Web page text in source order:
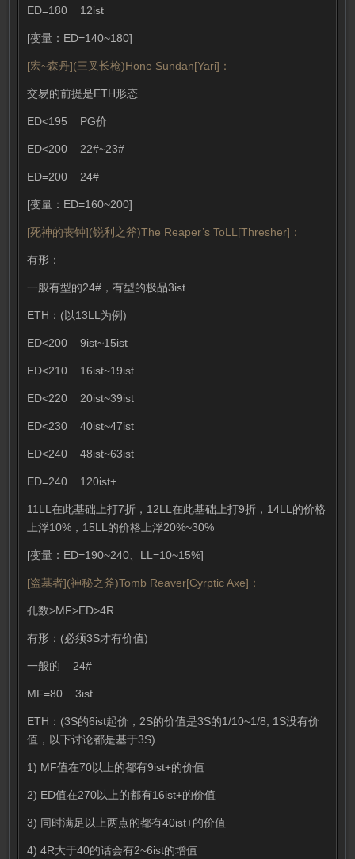
ED=180 12ist
[变量：ED=140~180]
[宏~森丹](三叉长枪)Hone Sundan[Yari]：
交易的前提是ETH形态
ED<195 PG价
ED<200 22#~23#
ED=200 24#
[变量：ED=160~200]
[死神的丧钟](锐利之斧)The Reaper’s ToLL[Thresher]：
有形：
一般有型的24#，有型的极品3ist
ETH：(以13LL为例)
ED<200 9ist~15ist
ED<210 16ist~19ist
ED<220 20ist~39ist
ED<230 40ist~47ist
ED<240 48ist~63ist
ED=240 120ist+
11LL在此基础上打7折，12LL在此基础上打9折，14LL的价格
上浮10%，15LL的价格上浮20%~30%
[变量：ED=190~240、LL=10~15%]
[盗墓者](神秘之斧)Tomb Reaver[Cyrptic Axe]：
孔数>MF>ED>4R
有形：(必须3S才有价值)
一般的 24#
MF=80 3ist
ETH：(3S的6ist起价，2S的价值是3S的1/10~1/8, 1S没有价
值，以下讨论都是基于3S)
1) MF值在70以上的都有9ist+的价值
2) ED值在270以上的都有16ist+的价值
3) 同时满足以上两点的都有40ist+的价值
4) 4R大于40的话会有2~6ist的增值